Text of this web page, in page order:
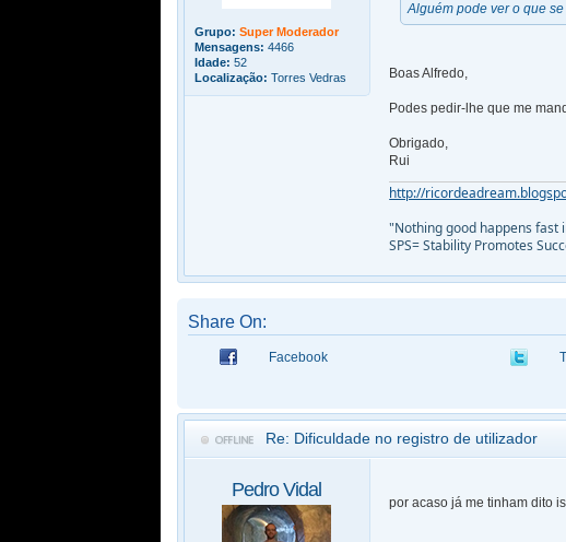
Grupo: Super Moderador
Mensagens: 4466
Idade: 52
Localização: Torres Vedras
Alguém pode ver o que
Boas Alfredo,
Podes pedir-lhe que me
Obrigado,
Rui
http://
"Nothing good happens fast
SPS= Stability Promotes
Share On:
Facebook
Re: Dificuldade no registro de utilizador
Pedro Vidal
por acaso já me tinham dito